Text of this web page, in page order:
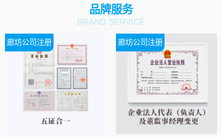
品牌服务
BRAND SERVICE
廊坊公司注册 廊坊公司注册